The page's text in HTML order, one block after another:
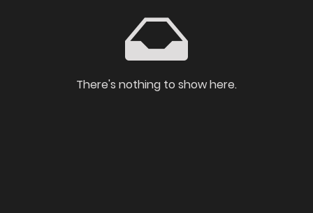
There's nothing to show here.